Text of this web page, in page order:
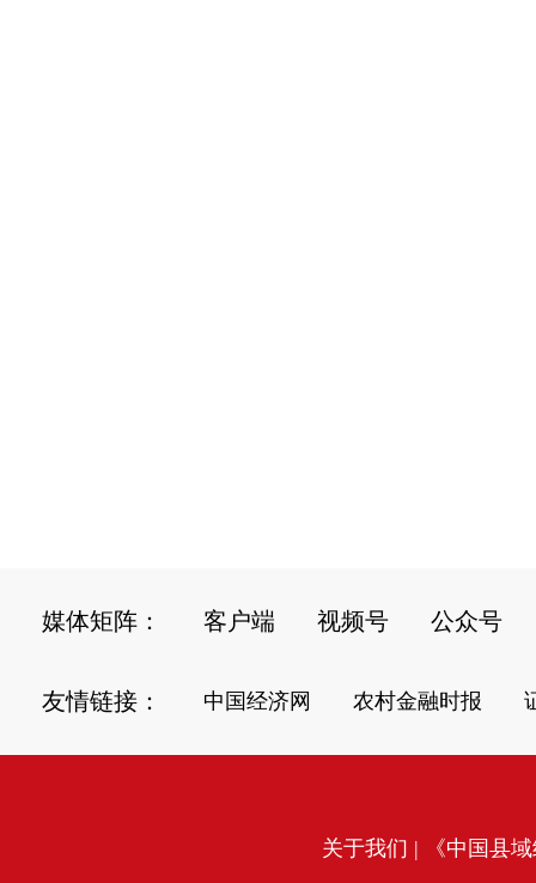
媒体矩阵： 客户端 视频号 公众号
友情链接： 中国经济网 农村金融时报
关于我们 | 《中国县